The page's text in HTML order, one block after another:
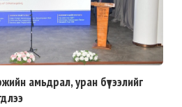
амьдрал, уран бүтээлийг